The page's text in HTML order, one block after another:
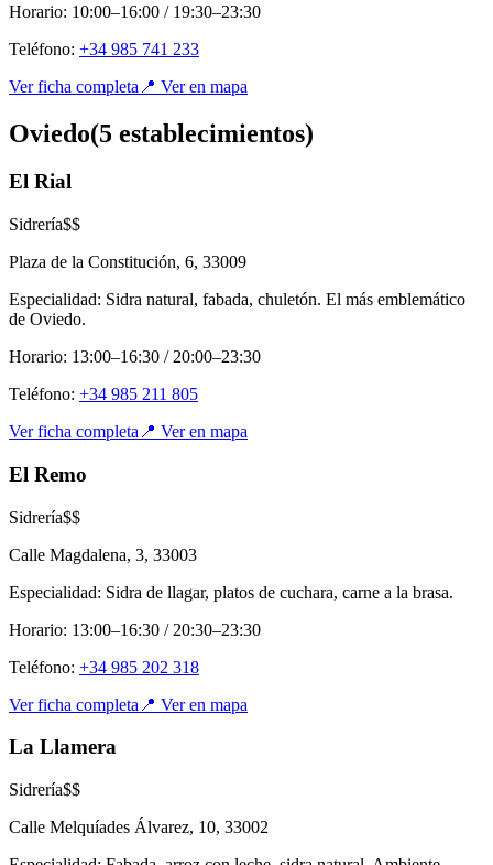
Horario: 10:00–16:00 / 19:30–23:30
Teléfono: +34 985 741 233
Ver ficha completa 📍 Ver en mapa
Oviedo(5 establecimientos)
El Rial
Sidrería$$
Plaza de la Constitución, 6, 33009
Especialidad: Sidra natural, fabada, chuletón. El más emblemático
de Oviedo.
Horario: 13:00–16:30 / 20:00–23:30
Teléfono: +34 985 211 805
Ver ficha completa 📍 Ver en mapa
El Remo
Sidrería$$
Calle Magdalena, 3, 33003
Especialidad: Sidra de llagar, platos de cuchara, carne a la brasa.
Horario: 13:00–16:30 / 20:30–23:30
Teléfono: +34 985 202 318
Ver ficha completa 📍 Ver en mapa
La Llamera
Sidrería$$
Calle Melquíades Álvarez, 10, 33002